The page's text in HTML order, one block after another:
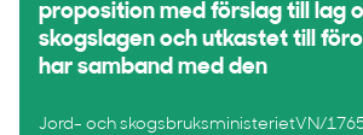
proposition med förslag till lag
skogslagen och utkastet till
har samband med den
Jord- och skogsbruksministerietVN/